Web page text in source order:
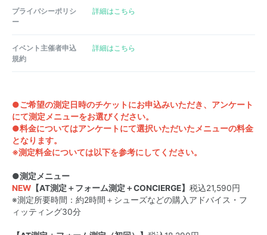
プライバシーポリシ
ー
詳細はこちら
イベント主催者申込
規約
詳細はこちら
●ご希望の測定日時のチケットにお申込みいただき、アンケート
にて測定メニューをお選びください。
●料金についてはアンケートにて選択いただいたメニューの料金
となります。
※測定料金については以下を参考にしてください。
●測定メニュー
NEW 【AT測定＋フォーム測定＋CONCIERGE】 税込21,590円
※測定所要時間：約2時間＋シューズなどの購入アドバイス・フ
ィッティング30分